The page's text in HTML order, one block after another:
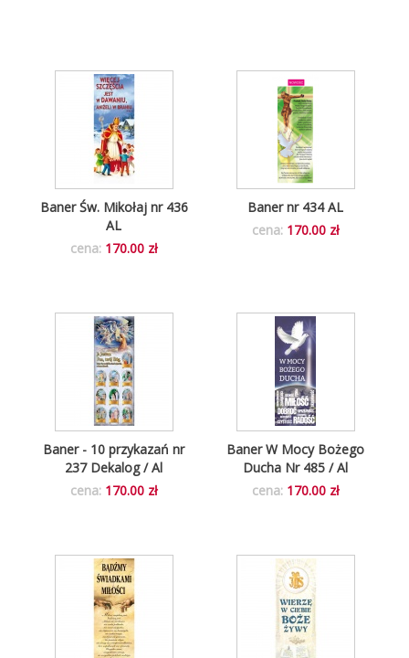
Baner nr 434 AL
cena: 170.00 zł
Baner Św. Mikołaj nr 436
AL
cena: 170.00 zł
Baner W Mocy Bożego
Ducha Nr 485 / Al
cena: 170.00 zł
Baner - 10 przykazań nr
237 Dekalog / Al
cena: 170.00 zł